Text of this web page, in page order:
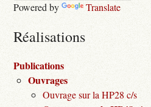
Powered by Translate
Réalisations
Publications
Ouvrages
Ouvrage sur la HP28 c/s